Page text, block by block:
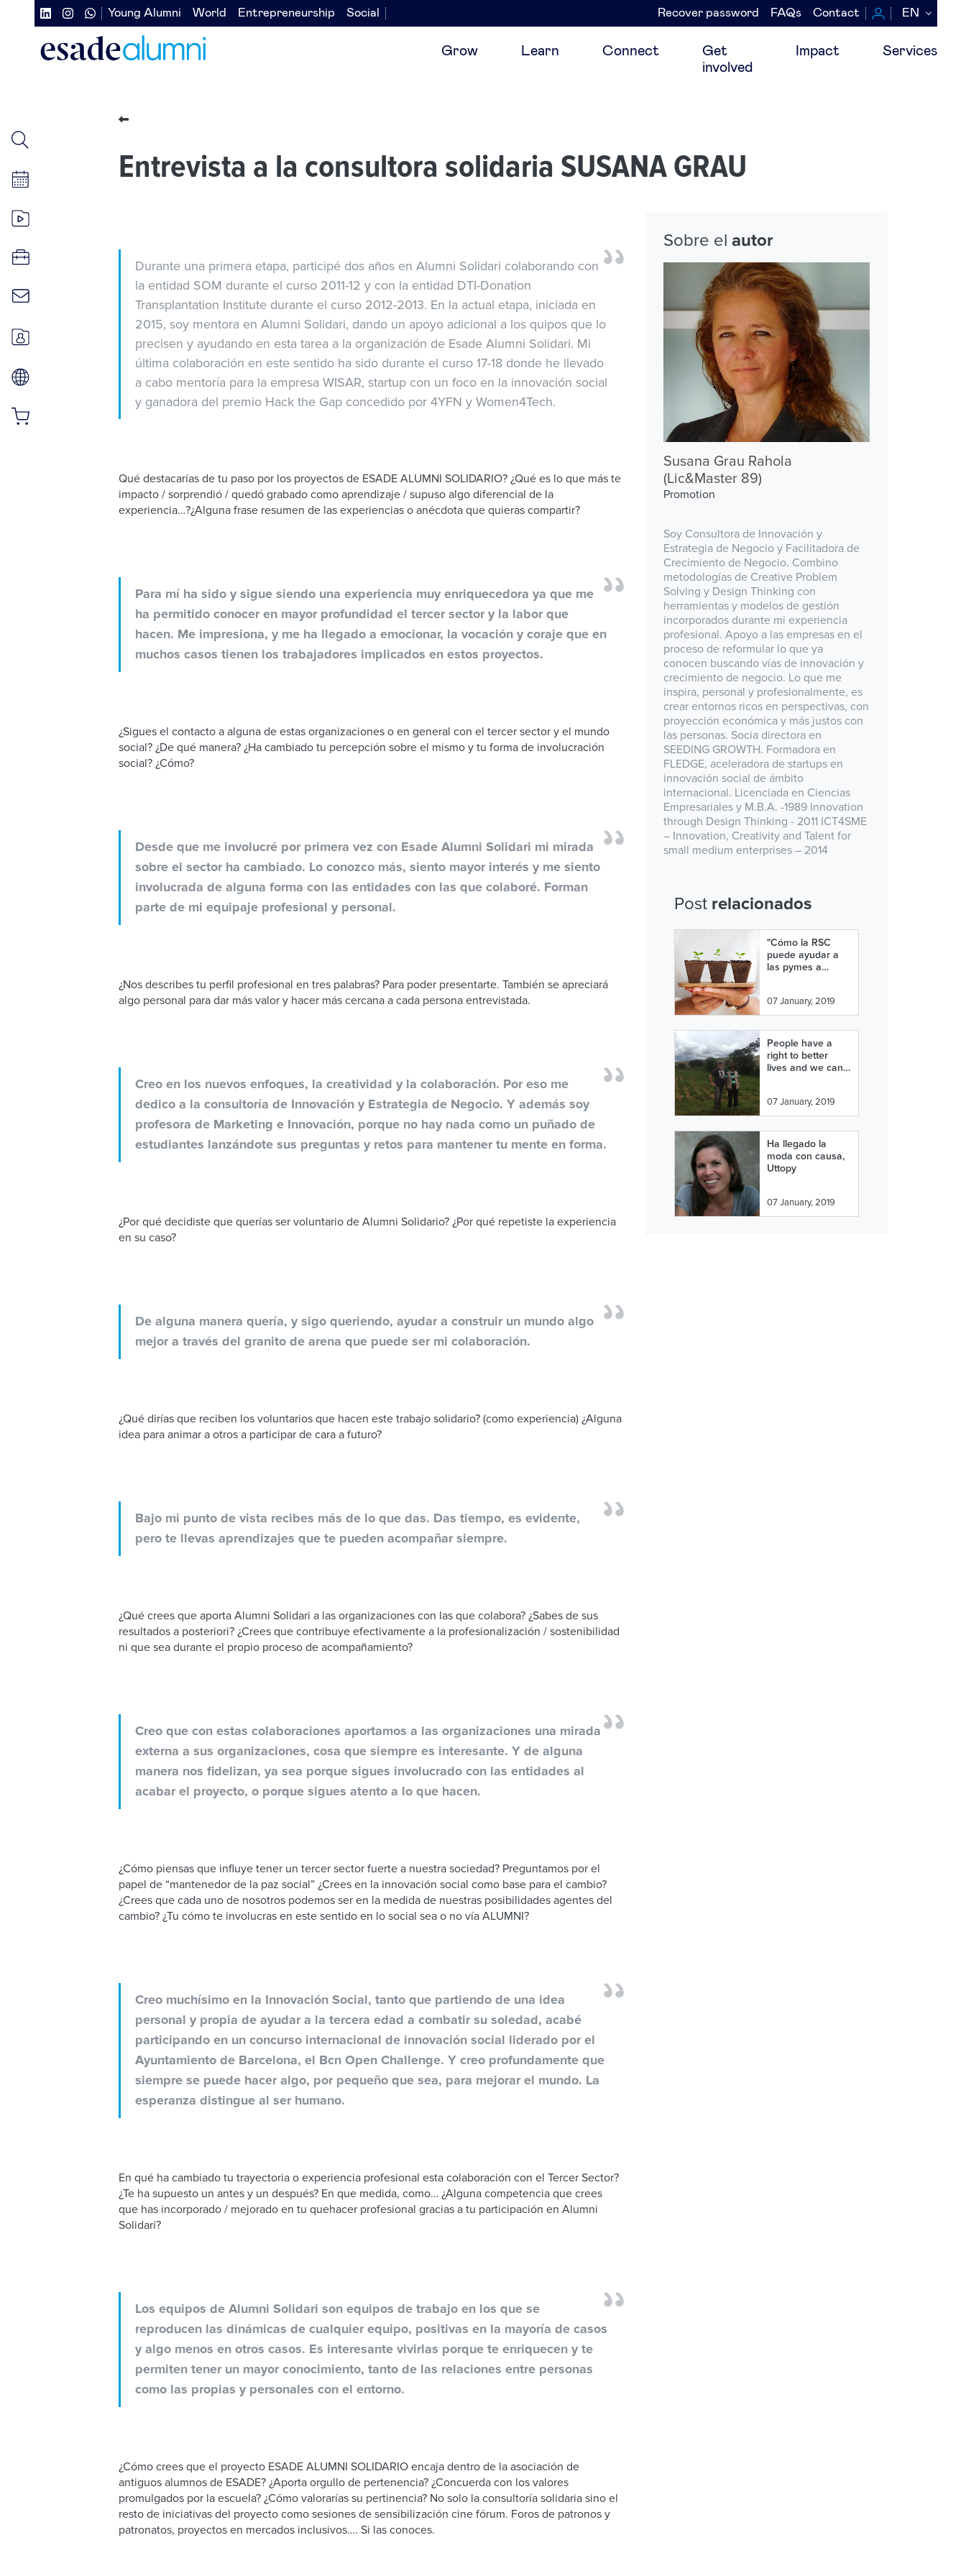
Navegación
secundaria
redes
Navegación
secundaria
izquierda
Young Alumni World Entrepreneurship Social
Navegación
secundaria
Recover password FAQs Contact EN
Grow Learn Connect
Get
involved
Impact Services
Entrevista a la consultora solidaria SUSANA GRAU
Durante una primera etapa, participé dos años en Alumni Solidari colaborando con
la entidad SOM durante el curso 2011-12 y con la entidad DTI-Donation
Transplantation Institute durante el curso 2012-2013. En la actual etapa, iniciada en
2015, soy mentora en Alumni Solidari, dando un apoyo adicional a los quipos que lo
precisen y ayudando en esta tarea a la organización de Esade Alumni Solidari. Mi
última colaboración en este sentido ha sido durante el curso 17-18 donde he llevado
a cabo mentoría para la empresa WISAR, startup con un foco en la innovación social
y ganadora del premio Hack the Gap concedido por 4YFN y Women4Tech.
Qué destacarías de tu paso por los proyectos de ESADE ALUMNI SOLIDARIO? ¿Qué es lo que más te
impacto / sorprendió / quedó grabado como aprendizaje / supuso algo diferencial de la
experiencia…?¿Alguna frase resumen de las experiencias o anécdota que quieras compartir?
Para mí ha sido y sigue siendo una experiencia muy enriquecedora ya que me
ha permitido conocer en mayor profundidad el tercer sector y la labor que
hacen. Me impresiona, y me ha llegado a emocionar, la vocación y coraje que en
muchos casos tienen los trabajadores implicados en estos proyectos.
¿Sigues el contacto a alguna de estas organizaciones o en general con el tercer sector y el mundo
social? ¿De qué manera? ¿Ha cambiado tu percepción sobre el mismo y tu forma de involucración
social? ¿Cómo?
Desde que me involucré por primera vez con Esade Alumni Solidari mi mirada
sobre el sector ha cambiado. Lo conozco más, siento mayor interés y me siento
involucrada de alguna forma con las entidades con las que colaboré. Forman
parte de mi equipaje profesional y personal.
¿Nos describes tu perfil profesional en tres palabras? Para poder presentarte. También se apreciará
algo personal para dar más valor y hacer más cercana a cada persona entrevistada.
Creo en los nuevos enfoques, la creatividad y la colaboración. Por eso me
dedico a la consultoría de Innovación y Estrategia de Negocio. Y además soy
profesora de Marketing e Innovación, porque no hay nada como un puñado de
estudiantes lanzándote sus preguntas y retos para mantener tu mente en forma.
¿Por qué decidiste que querías ser voluntario de Alumni Solidario? ¿Por qué repetiste la experiencia
en su caso?
De alguna manera quería, y sigo queriendo, ayudar a construir un mundo algo
mejor a través del granito de arena que puede ser mi colaboración.
¿Qué dirías que reciben los voluntarios que hacen este trabajo solidario? (como experiencia) ¿Alguna
idea para animar a otros a participar de cara a futuro?
Bajo mi punto de vista recibes más de lo que das. Das tiempo, es evidente,
pero te llevas aprendizajes que te pueden acompañar siempre.
¿Qué crees que aporta Alumni Solidari a las organizaciones con las que colabora? ¿Sabes de sus
resultados a posteriori? ¿Crees que contribuye efectivamente a la profesionalización / sostenibilidad
ni que sea durante el propio proceso de acompañamiento?
Creo que con estas colaboraciones aportamos a las organizaciones una mirada
externa a sus organizaciones, cosa que siempre es interesante. Y de alguna
manera nos fidelizan, ya sea porque sigues involucrado con las entidades al
acabar el proyecto, o porque sigues atento a lo que hacen.
¿Cómo piensas que influye tener un tercer sector fuerte a nuestra sociedad? Preguntamos por el
papel de “mantenedor de la paz social” ¿Crees en la innovación social como base para el cambio?
¿Crees que cada uno de nosotros podemos ser en la medida de nuestras posibilidades agentes del
cambio? ¿Tu cómo te involucras en este sentido en lo social sea o no vía ALUMNI?
Creo muchísimo en la Innovación Social, tanto que partiendo de una idea
personal y propia de ayudar a la tercera edad a combatir su soledad, acabé
participando en un concurso internacional de innovación social liderado por el
Ayuntamiento de Barcelona, el Bcn Open Challenge. Y creo profundamente que
siempre se puede hacer algo, por pequeño que sea, para mejorar el mundo. La
esperanza distingue al ser humano.
En qué ha cambiado tu trayectoria o experiencia profesional esta colaboración con el Tercer Sector?
¿Te ha supuesto un antes y un después? En que medida, como… ¿Alguna competencia que crees
que has incorporado / mejorado en tu quehacer profesional gracias a tu participación en Alumni
Solidari?
Los equipos de Alumni Solidari son equipos de trabajo en los que se
reproducen las dinámicas de cualquier equipo, positivas en la mayoría de casos
y algo menos en otros casos. Es interesante vivirlas porque te enriquecen y te
permiten tener un mayor conocimiento, tanto de las relaciones entre personas
como las propias y personales con el entorno.
¿Cómo crees que el proyecto ESADE ALUMNI SOLIDARIO encaja dentro de la asociación de
antiguos alumnos de ESADE? ¿Aporta orgullo de pertenencia? ¿Concuerda con los valores
promulgados por la escuela? ¿Cómo valorarías su pertinencia? No solo la consultoría solidaria sino el
resto de iniciativas del proyecto como sesiones de sensibilización cine fórum. Foros de patronos y
patronatos, proyectos en mercados inclusivos…. Si las conoces.
Sobre elautor
Susana Grau Rahola
(Lic&Master 89)
Promotion
Soy Consultora de Innovación y
Estrategia de Negocio y Facilitadora de
Crecimiento de Negocio. Combino
metodologías de Creative Problem
Solving y Design Thinking con
herramientas y modelos de gestión
incorporados durante mi experiencia
profesional. Apoyo a las empresas en el
proceso de reformular lo que ya
conocen buscando vías de innovación y
crecimiento de negocio. Lo que me
inspira, personal y profesionalmente, es
crear entornos ricos en perspectivas, con
proyección económica y más justos con
las personas. Socia directora en
SEEDING GROWTH. Formadora en
FLEDGE, aceleradora de startups en
innovación social de ámbito
internacional. Licenciada en Ciencias
Empresariales y M.B.A. -1989 Innovation
through Design Thinking - 2011 ICT4SME
– Innovation, Creativity and Talent for
small medium enterprises – 2014
Post relacionados
"Cómo la RSC
puede ayudar a
las pymes a
07 January, 2019
People have a
right to better
lives and we can
development
07 January, 2019
Ha llegado la
moda con causa,
Uttopy
07 January, 2019